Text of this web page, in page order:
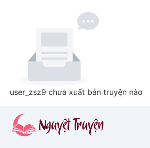
user_zsz9 chưa xuất bản truyện nào